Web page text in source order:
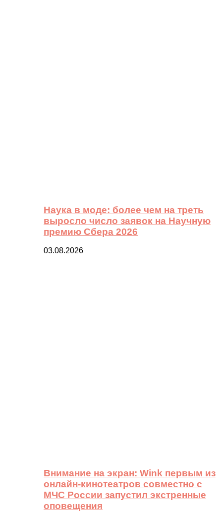
Наука в моде: более чем на треть
выросло число заявок на Научную
премию Сбера 2026
03.08.2026
Внимание на экран: Wink первым из
онлайн-кинотеатров совместно с
МЧС России запустил экстренные
оповещения